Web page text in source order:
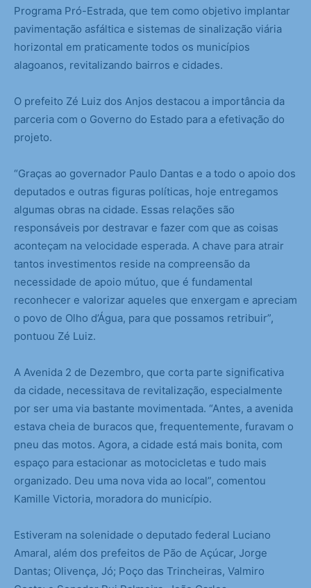
Programa Pró-Estrada, que tem como objetivo implantar
pavimentação asfáltica e sistemas de sinalização viária
horizontal em praticamente todos os municípios
alagoanos, revitalizando bairros e cidades.
O prefeito Zé Luiz dos Anjos destacou a importância da
parceria com o Governo do Estado para a efetivação do
projeto.
“Graças ao governador Paulo Dantas e a todo o apoio dos
deputados e outras figuras políticas, hoje entregamos
algumas obras na cidade. Essas relações são
responsáveis por destravar e fazer com que as coisas
aconteçam na velocidade esperada. A chave para atrair
tantos investimentos reside na compreensão da
necessidade de apoio mútuo, que é fundamental
reconhecer e valorizar aqueles que enxergam e apreciam
o povo de Olho d’Água, para que possamos retribuir”,
pontuou Zé Luiz.
A Avenida 2 de Dezembro, que corta parte significativa
da cidade, necessitava de revitalização, especialmente
por ser uma via bastante movimentada. “Antes, a avenida
estava cheia de buracos que, frequentemente, furavam o
pneu das motos. Agora, a cidade está mais bonita, com
espaço para estacionar as motocicletas e tudo mais
organizado. Deu uma nova vida ao local”, comentou
Kamille Victoria, moradora do município.
Estiveram na solenidade o deputado federal Luciano
Amaral, além dos prefeitos de Pão de Açúcar, Jorge
Dantas; Olivença, Jó; Poço das Trincheiras, Valmiro